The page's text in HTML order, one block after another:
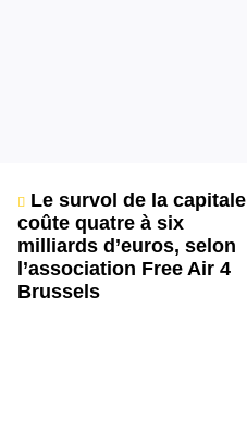
Le survol de la capitale
coûte quatre à six
milliards d’euros, selon
l’association Free Air 4
Brussels